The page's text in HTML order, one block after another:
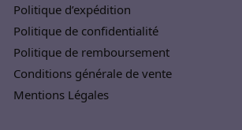
Politique d’expédition
Politique de confidentialité
Politique de remboursement
Conditions générale de vente
Mentions Légales